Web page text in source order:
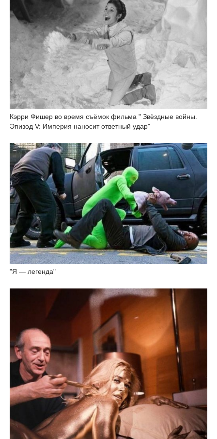
Кэрри Фишер во время съёмок фильма " Звёздные войны.
Эпизод V: Империя наносит ответный удар"
"Я — легенда"